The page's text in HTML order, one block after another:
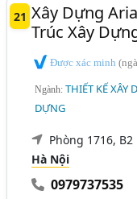
21 Xây Dựng
Trúc Xây
Được xác minh
Ngành:THIẾT KẾ XÂY
DỰNG
Phòng 1716,
Hà Nội
0979737535